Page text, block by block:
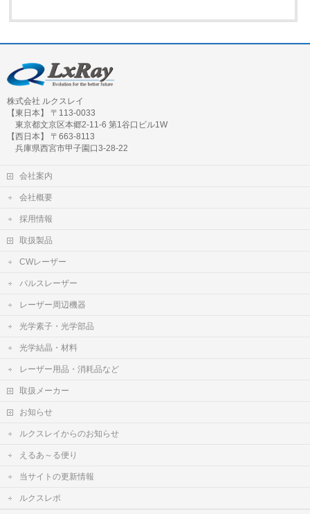
株式会社 ルクスレイ
【東日本】 〒113-0033
東京都文京区本郷2-11-6 第1谷口ビル1W
【西日本】 〒663-8113
兵庫県西宮市甲子園口3-28-22
会社案内
会社概要
採用情報
取扱製品
CWレーザー
パルスレーザー
レーザー周辺機器
光学素子・光学部品
光学結晶・材料
レーザー用品・消耗品など
取扱メーカー
お知らせ
ルクスレイからのお知らせ
えるあ～る便り
当サイトの更新情報
ルクスレポ